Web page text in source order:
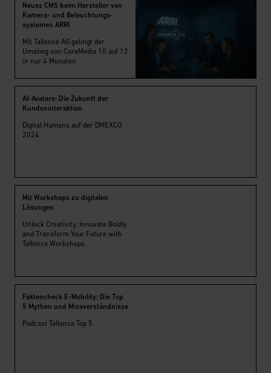
Neues CMS beim Hersteller von
Kamera- und Beleuchtungs-
systemen ARRI
Mit Tallence AG gelingt der
Umstieg von CoreMedia 10 auf 12
in nur 4 Monaten
AI-Avatare: Die Zukunft der
Kundeninteraktion
Digital Humans auf der DMEXCO
2024
Mit Workshops zu digitalen
Lösungen
Unlock Creativity, Innovate Boldly
and Transform Your Future with
Tallence Workshops.
Faktencheck E-Mobility: Die Top
5 Mythen und Missverständnisse
Podcast Tallence Top 5